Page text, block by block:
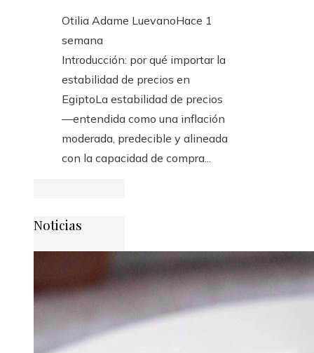
Otilia Adame LuevanoHace 1
semana
Introducción: por qué importar la
estabilidad de precios en
EgiptoLa estabilidad de precios
—entendida como una inflación
moderada, predecible y alineada
con la capacidad de compra...
Noticias